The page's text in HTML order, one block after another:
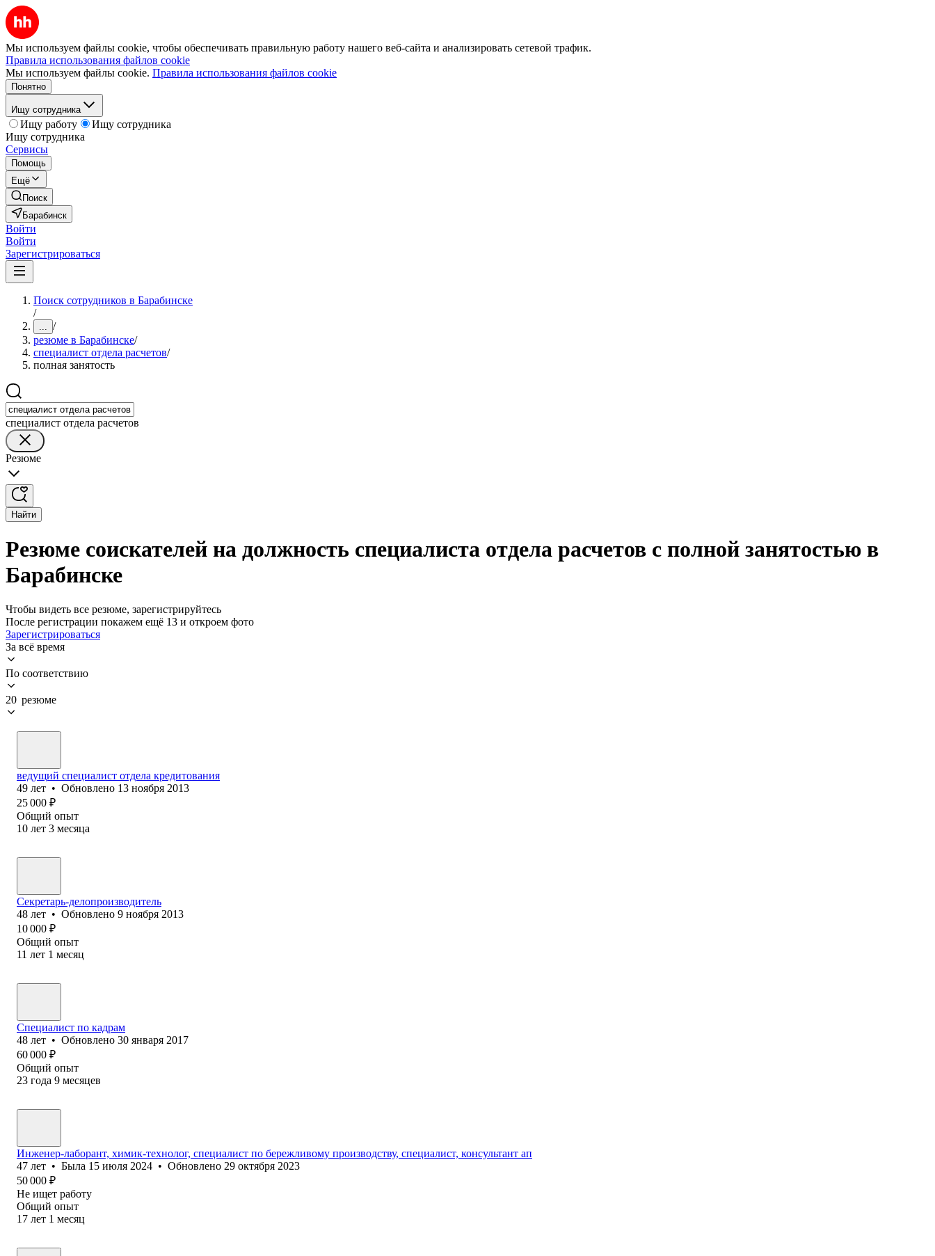
Мы используем файлы cookie, чтобы обеспечивать правильную работу нашего веб-сайта и анализировать сетевой трафик.
Правила использования файлов cookie
Мы используем файлы cookie. Правила использования файлов cookie
Понятно
Ищу сотрудника
Ищу работу
Ищу сотрудника
Ищу сотрудника
Сервисы
Помощь
Ещё
Поиск
Барабинск
Войти
Войти
Зарегистрироваться
Поиск сотрудников в Барабинске
/
... /
резюме в Барабинске/
специалист отдела расчетов/
полная занятость
специалист отдела расчетов
Резюме
Найти
Резюме соискателей на должность специалиста отдела расчетов с полной занятостью в
Барабинске
Чтобы видеть все резюме, зарегистрируйтесь
После регистрации покажем ещё 13 и откроем фото
Зарегистрироваться
За всё время
По соответствию
20 резюме
ведущий специалист отдела кредитования
49 лет • Обновлено 13 ноября 2013
25 000 ₽
Общий опыт
10 лет 3 месяца
Секретарь-делопроизводитель
48 лет • Обновлено 9 ноября 2013
10 000 ₽
Общий опыт
11 лет 1 месяц
Специалист по кадрам
48 лет • Обновлено 30 января 2017
60 000 ₽
Общий опыт
23 года 9 месяцев
Инженер-лаборант, химик-технолог, специалист по бережливому производству, специалист, консультант ап
47 лет • Была 15 июля 2024 • Обновлено 29 октября 2023
50 000 ₽
Не ищет работу
Общий опыт
17 лет 1 месяц